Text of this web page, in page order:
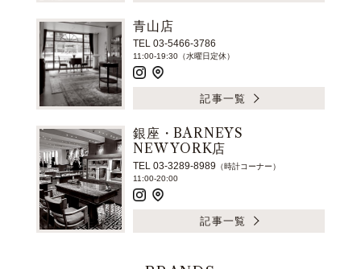
青山店
TEL 03-5466-3786
11:00-19:30（水曜日定休）
記事一覧
銀座・BARNEYS
NEW YORK店
TEL 03-3289-8989 （時計コーナー）
11:00-20:00
記事一覧